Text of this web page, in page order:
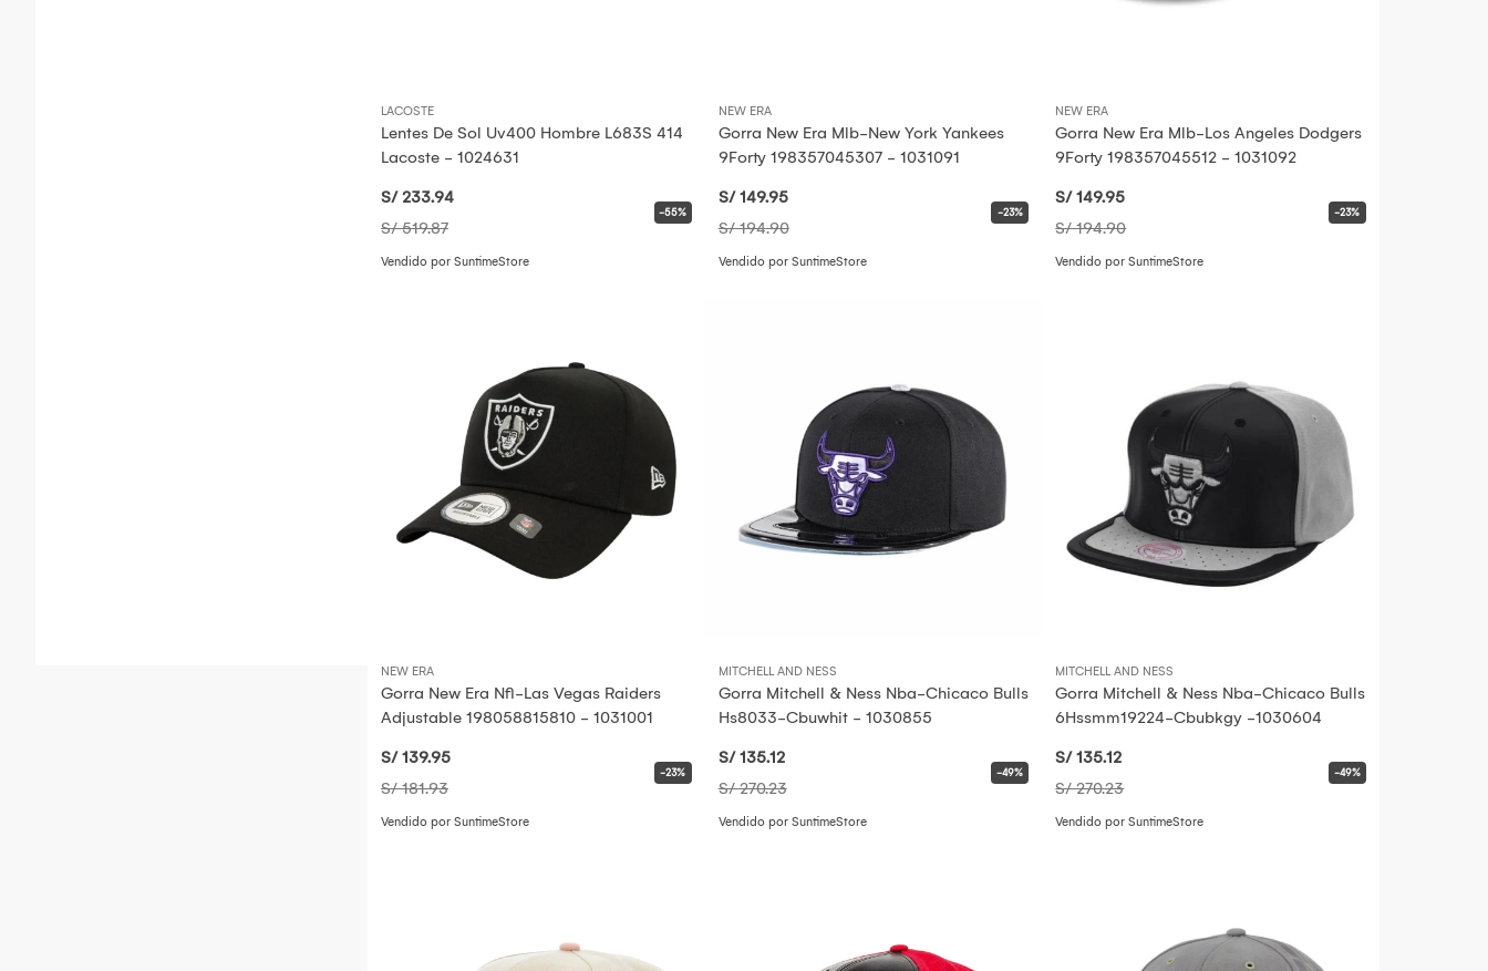
LACOSTE
Lentes De Sol Uv400 Hombre L683S 414
Lacoste - 1024631
S/ 233.94
S/ 519.87
-55%
Vendido por SuntimeStore
NEW ERA
Gorra New Era Mlb-New York Yankees
9Forty 198357045307 - 1031091
S/ 149.95
S/ 194.90
-23%
Vendido por SuntimeStore
NEW ERA
Gorra New Era Mlb-Los Angeles Dodgers
9Forty 198357045512 - 1031092
S/ 149.95
S/ 194.90
-23%
Vendido por SuntimeStore
NEW ERA
Gorra New Era Nfl-Las Vegas Raiders
Adjustable 198058815810 - 1031001
S/ 139.95
S/ 181.93
-23%
Vendido por SuntimeStore
MITCHELL AND NESS
Gorra Mitchell & Ness Nba-Chicaco Bulls
Hs8033-Cbuwhit - 1030855
S/ 135.12
S/ 270.23
-49%
Vendido por SuntimeStore
MITCHELL AND NESS
Gorra Mitchell & Ness Nba-Chicaco Bulls
6Hssmm19224-Cbubkgy -1030604
S/ 135.12
S/ 270.23
-49%
Vendido por SuntimeStore